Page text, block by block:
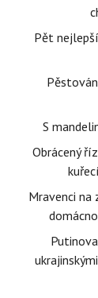
Pět
S
Obrácený
Mravenci na